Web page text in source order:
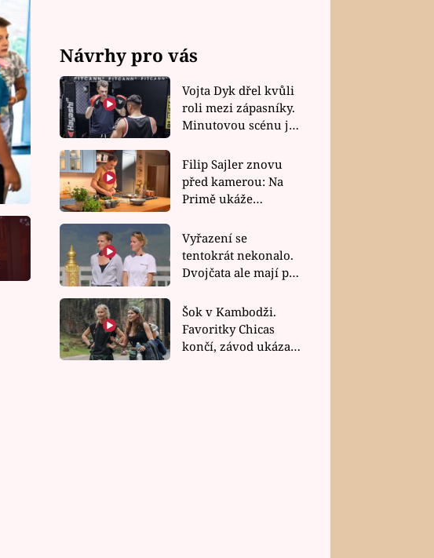
Návrhy pro vás
Vojta Dyk dřel kvůli
roli mezi zápasníky.
Minutovou scénu jel
Filip Sajler znovu
před kamerou: Na
Primě ukáže
rychlé recepty
Vyřazení se
tentokrát nekonalo.
Dvojčata ale mají po
závodu nůž na krku
Šok v Kambodži.
Favoritky Chicas
končí, závod ukázal